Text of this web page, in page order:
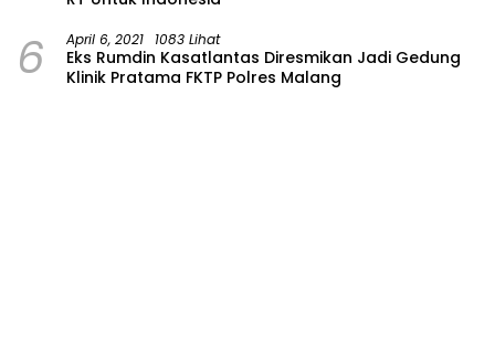
6 April 6, 2021 1083 Lihat
Eks Rumdin Kasatlantas Diresmikan Jadi Gedung
Klinik Pratama FKTP Polres Malang